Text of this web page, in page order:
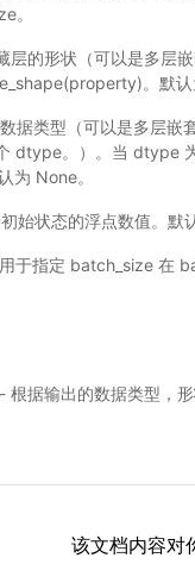
。
的形状（可以是多层
。默认
据类型（可以是多层嵌
dtype。）。当 dtype
为 None。
始状态的浮点数值。默
于指定 batch_size 在
据输出的数据类型，形
该文档内容对